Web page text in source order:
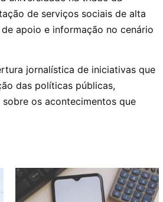
de serviços sociais de alta
apoio e informação no cenário
jornalística de iniciativas que
das políticas públicas,
os acontecimentos que